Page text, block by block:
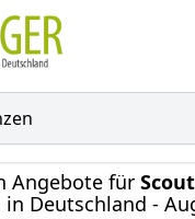
Angebote für Scout
in Deutschland -